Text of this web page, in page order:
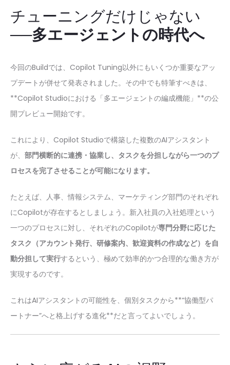
チューニングだけじゃない
──多エージェントの時代へ
今回のBuildでは、Copilot Tuning以外にもいくつか重要なアッ
プデートが併せて発表されました。その中でも特筆すべきは、
**Copilot Studioにおける「多エージェントの編成機能」**の公
開プレビュー開始です。
これにより、Copilot Studioで構築した複数のAIアシスタント
が、 部門横断的に連携・協業し、タスクを分担しながら一つのプ
ロセスを完了させることが可能になります。
たとえば、人事、情報システム、マーケティング部門のそれぞれ
にCopilotが存在するとしましょう。新入社員の入社処理という
一つのプロセスに対し、それぞれのCopilotが専門分野に応じた
タスク（アカウント発行、研修案内、歓迎資料の作成など）を自
動分担して実行するという、極めて効率的かつ合理的な働き方が
実現するのです。
これはAIアシスタントの可能性を、個別タスクから**“協働型パ
ートナー”へと格上げする進化**だと言ってよいでしょう。